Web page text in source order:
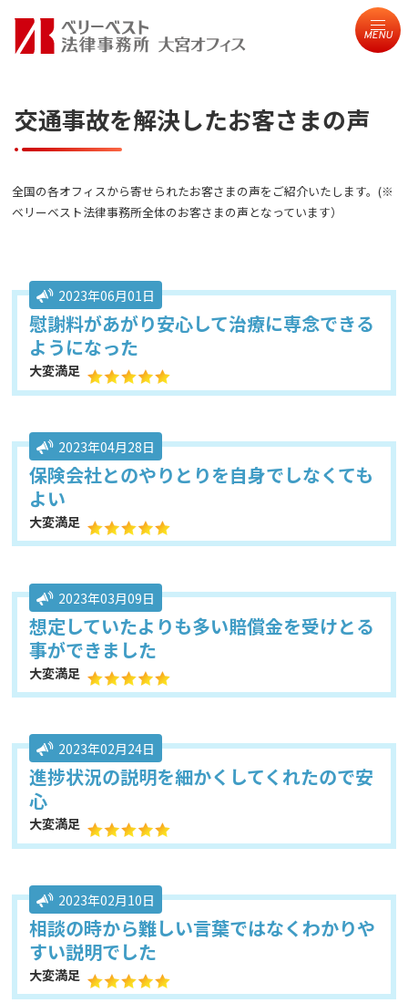
MENU
交通事故を解決したお客さまの声
全国の各オフィスから寄せられたお客さまの声をご紹介いたします。(※
ベリーベスト法律事務所全体のお客さまの声となっています）
2023年06月01日
慰謝料があがり安心して治療に専念できる
ようになった
大変満足
2023年04月28日
保険会社とのやりとりを自身でしなくても
よい
大変満足
2023年03月09日
想定していたよりも多い賠償金を受けとる
事ができました
大変満足
2023年02月24日
進捗状況の説明を細かくしてくれたので安
心
大変満足
2023年02月10日
相談の時から難しい言葉ではなくわかりや
すい説明でした
大変満足